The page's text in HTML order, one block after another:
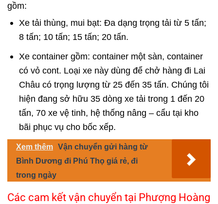
gồm:
Xe tải thùng, mui bạt: Đa dạng trọng tải từ 5 tấn;
8 tấn; 10 tấn; 15 tấn; 20 tấn.
Xe container gồm: container một sàn, container
có vỏ cont. Loại xe này dùng để chở hàng đi Lai
Châu có trọng lượng từ 25 đến 35 tấn. Chúng tôi
hiện đang sở hữu 35 dòng xe tải trong 1 đến 20
tấn, 70 xe vệ tinh, hệ thống nâng – cẩu tại kho
bãi phục vụ cho bốc xếp.
Xem thêm Vận chuyển gửi hàng từ
Bình Dương đi Phú Thọ giá rẻ, đi
trong ngày
Các cam kết vận chuyển tại Phượng Hoàng